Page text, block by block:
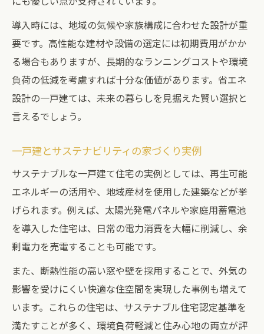
導入時には、地域の気候や家族構成に合わせた設計が重
要です。高性能な建材や設備の選定には初期費用がかか
る場合もありますが、長期的なランニングコストや環境
負荷の低減を考慮すれば十分な価値があります。省エネ
設計の一戸建ては、未来の暮らしを見据えた賢い選択と
言えるでしょう。
一戸建とサステナビリティの家づくり実例
サステナブルな一戸建て住宅の実例としては、再生可能
エネルギーの活用や、地域産材を使用した建築などが挙
げられます。例えば、太陽光発電パネルや家庭用蓄電池
を導入した住宅は、日常の電力消費を大幅に削減し、余
剰電力を売電することも可能です。
また、断熱性能の高い窓や壁を採用することで、外気の
影響を受けにくい快適な住空間を実現した事例も増えて
います。これらの住宅は、サステナブル住宅認定基準を
満たすことが多く、環境負荷軽減と住み心地の両立が評